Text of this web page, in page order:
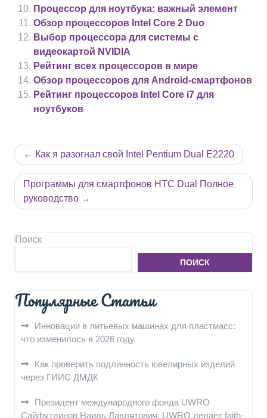
Процессор для ноутбука: важный элемент
Обзор процессоров Intel Core 2 Duo
Выбор процессора для системы с
видеокартой NVIDIA
Рейтинг всех процессоров в мире
Обзор процессоров для Android-смартфонов
Рейтинг процессоров Intel Core i7 для
ноутбуков
Навигация
по
записям
Как я разогнал свой Intel Pentium Dual E2220
Программы для смартфонов HTC Dual Полное
руководство
Поиск
ПОИСК
Популярные Статьи
Инновации в литьевых машинах для пластмасс:
что изменилось в 2026 году
Как проверить подлинность ювелирных изделий
через ГИИС ДМДК
Президент международного фонда UWRO
Сайфутдинов Наиль Давлятович: UWRO делает faith-